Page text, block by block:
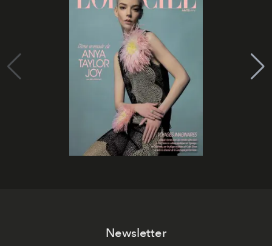
Newsletter